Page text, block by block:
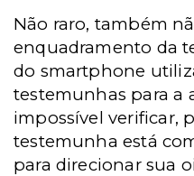
Não raro, também
enquadramento da
do smartphone
testemunhas para a
impossível verificar,
testemunha está
para direcionar sua